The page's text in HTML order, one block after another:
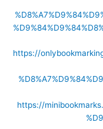
https://
https://